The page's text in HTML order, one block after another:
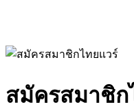
สมัครสมาชิก